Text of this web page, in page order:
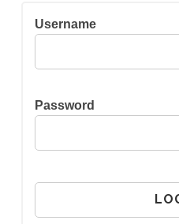
Username
Password